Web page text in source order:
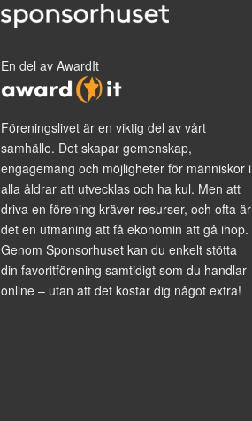
En del av AwardIt
Föreningslivet är en viktig del av vårt
samhälle. Det skapar gemenskap,
engagemang och möjligheter för människor i
alla åldrar att utvecklas och ha kul. Men att
driva en förening kräver resurser, och ofta är
det en utmaning att få ekonomin att gå ihop.
Genom Sponsorhuset kan du enkelt stötta
din favoritförening samtidigt som du handlar
online – utan att det kostar dig något extra!